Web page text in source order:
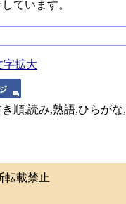
ています。
字拡大
順,読み,熟語,ひらがな,
転載禁止